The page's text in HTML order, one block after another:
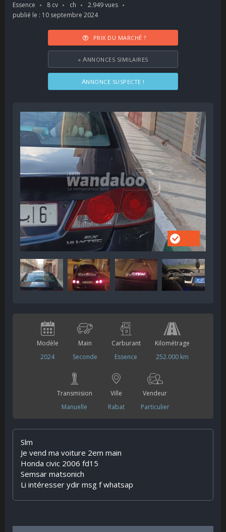
Essence
8 cv ch
2.949 vues
publié le : 10 septembre 2024
PRIX DU MARCHÉ ?
« ANNONCES SIMILAIRES
ANNONCE SUSPECTE !
Modèle
2024
Main
Seconde
Carburant
Essence
Kilométrage
252.000 km
Transmision
Manuelle
Ville
Rabat
Vendeur
Particulier
Slm
Je vend ma voiture 2em main
Honda civic 2006 fd15
Semsar matsonich
Li intéresser ydir msg f whatsap